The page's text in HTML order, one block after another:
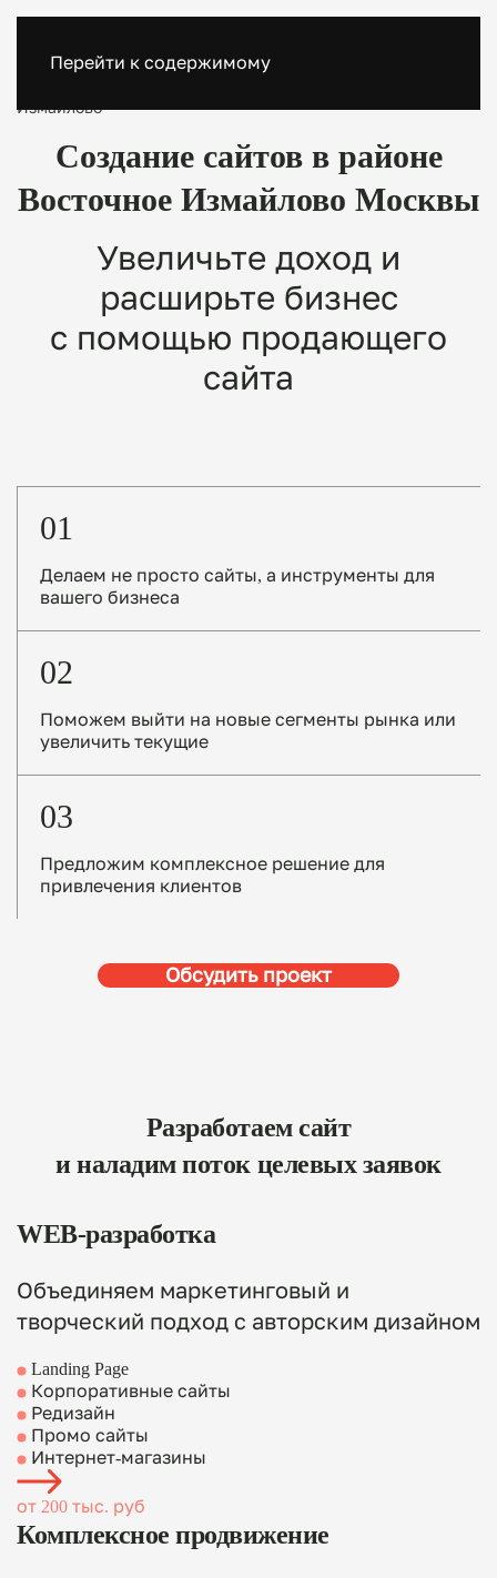
Перейти к содержимому
Измайлово
Создание сайтов в районе
Восточное Измайлово Москвы
Увеличьте доход и
расширьте бизнес
с помощью продающего
сайта
01
Делаем не просто сайты, а инструменты для
вашего бизнеса
02
Поможем выйти на новые сегменты рынка или
увеличить текущие
03
Предложим комплексное решение для
привлечения клиентов
Обсудить проект
Разработаем сайт
и наладим поток целевых заявок
WEB-разработка
Объединяем маркетинговый и
творческий подход с авторским дизайном
Landing Page
Корпоративные сайты
Редизайн
Промо сайты
Интернет-магазины
от 200 тыс. руб
Комплексное продвижение